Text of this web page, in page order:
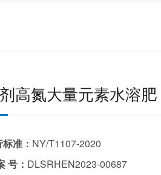
高氮大量元素水溶肥
准： NY/T1107-2020
号： DLSRHEN2023-00687